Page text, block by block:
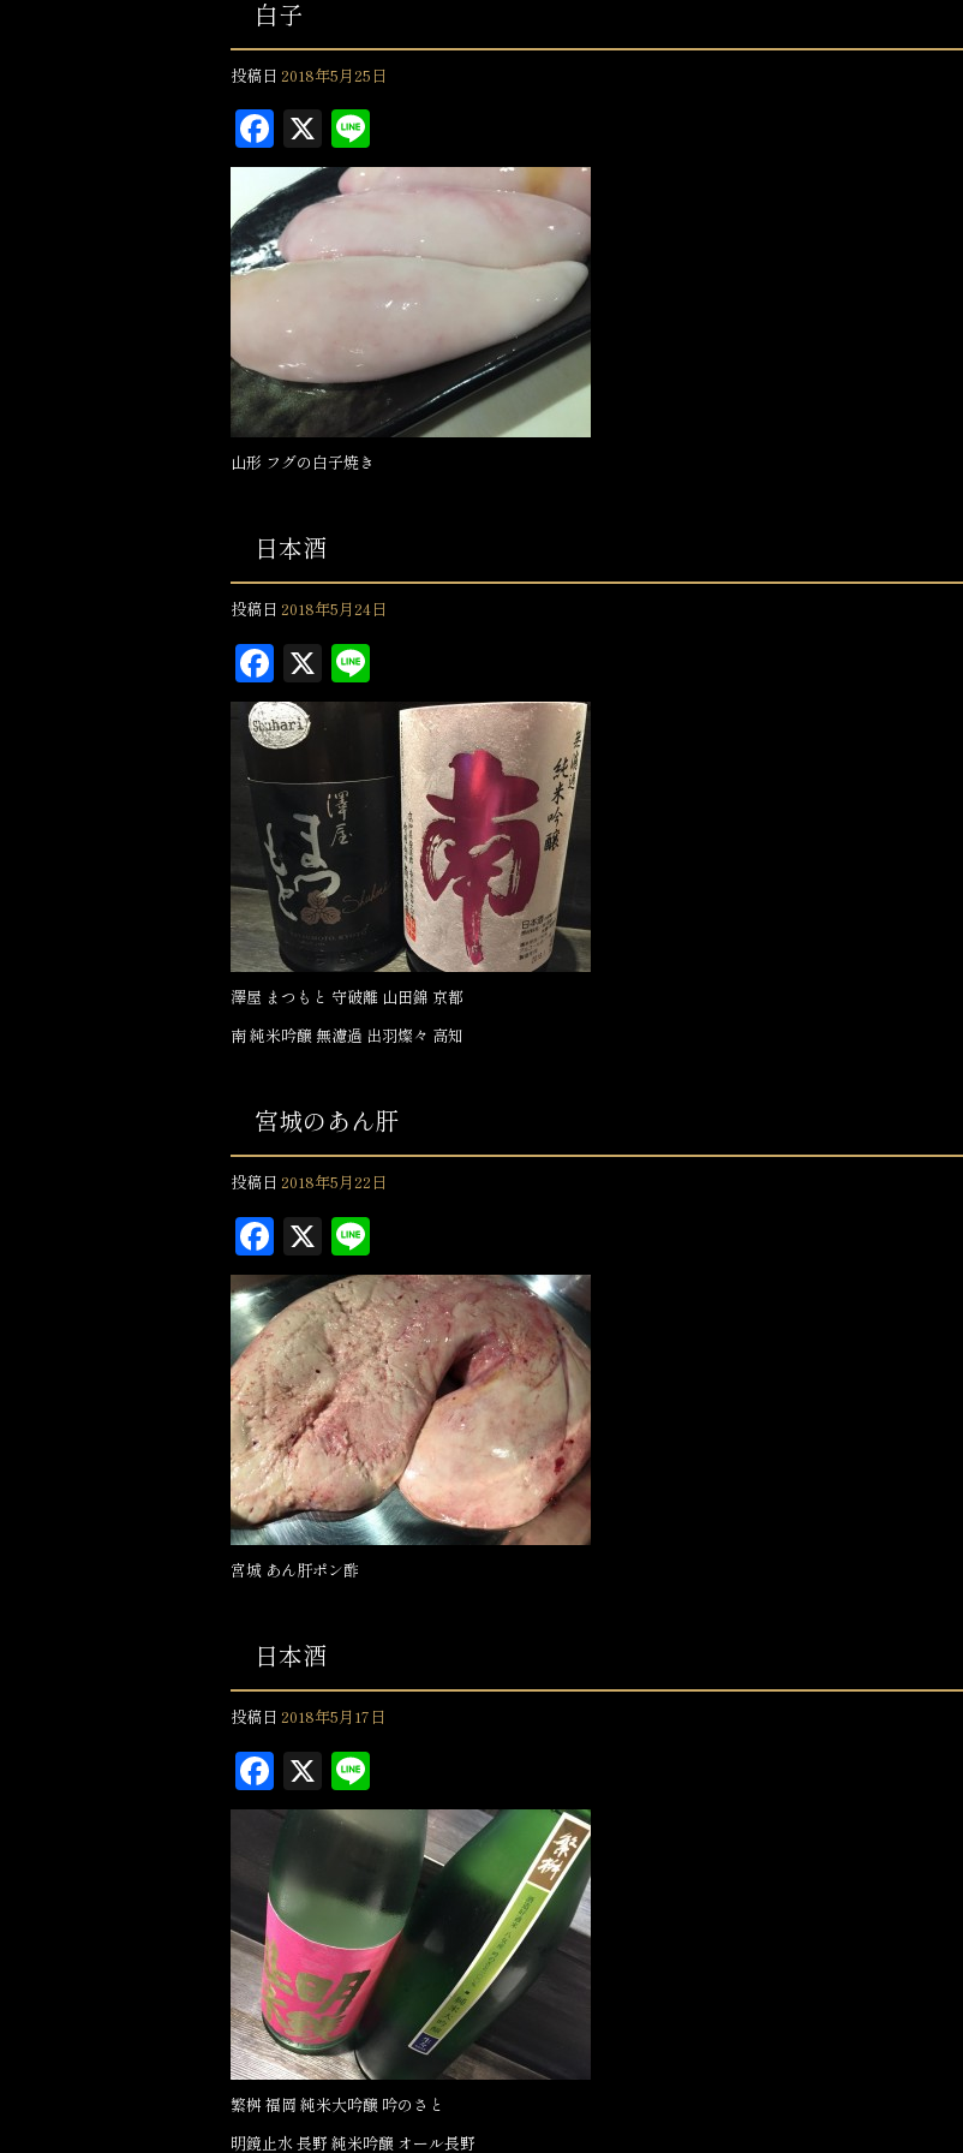
白子
投稿日 2018年5月25日
F
a
c
e
b
o
o
k
X
in
e
山形 フグの白子焼き
日本酒
投稿日 2018年5月24日
F
a
c
e
b
o
o
k
X
in
澤屋 まつもと 守破離 山田錦 京都
南 純米吟醸 無濾過 出羽燦々 高知
宮城のあん肝
投稿日 2018年5月22日
F
a
c
e
b
o
o
k
X
in
e
宮城 あん肝ポン酢
日本酒
投稿日 2018年5月17日
F
a
e
b
o
o
k
X
in
e
繁桝 福岡 純米大吟醸 吟のさと
明鏡止水 長野 純米吟醸 オール長野